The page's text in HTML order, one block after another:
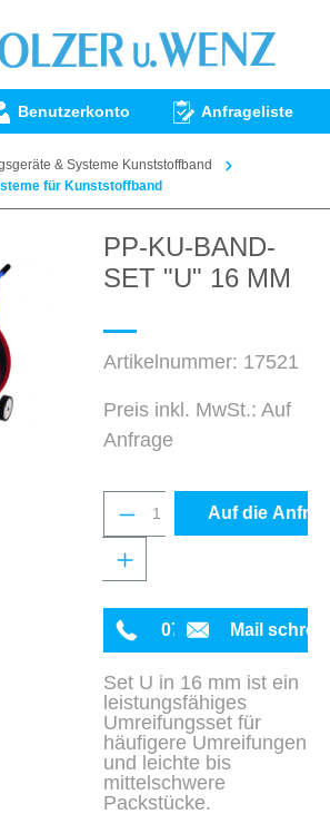
Benutzerkonto Anfrageliste
& Systeme Kunststoffband
für Kunststoffband
PP-KU-BAND-
SET "U" 16 MM
Artikelnummer: 17521
Preis inkl. MwSt.: Auf
Anfrage
Produkt Anzahl:
Auf die
0711 342934-0
Mail
Set U in 16 mm ist ein
leistungsfähiges
Umreifungsset für
häufigere Umreifungen
und leichte bis
mittelschwere
Packstücke.